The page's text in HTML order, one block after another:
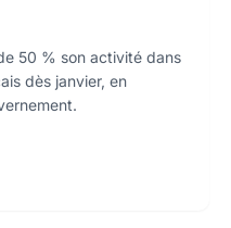
50 % son activité dans
dès janvier, en